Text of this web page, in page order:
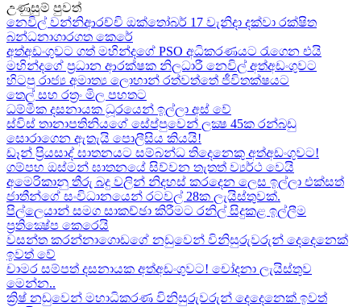
උණුසුම් පුවත්
නෙවිල් වන්නිආරච්චි ඔක්තෝබර් 17 වැනිදා දක්වා රක්ෂිත
බන්ධනාගාරගත කෙරේ
අත්අඩංගුවට ගත් මහින්දගේ PSO අධිකරණයට රැගෙන එයි
මහින්දගේ ප්‍රධාන ආරක්ෂක නිලධාරී නෙවිල් අත්අඩංගුවට
හිටපු රාජ්‍ය අමාත්‍ය ලොහාන් රත්වත්තේ ජීවිතක්ෂයට
තෙල් සහ රත්‍රං මිල පහතට
ධම්මික දසනායක ධූරයෙන් ඉල්ලා අස් වේ
ස්විස් තානාපතිනියගේ සේප්පුවෙන් ලක්‍ෂ 45ක රන්බඩු
සොරාගෙන ඇතැයි පොලීසිය කියයි!
ඩෑන් ප්‍රියසාද් ඝාතනයට සම්බන්ධ තිදෙනෙකු අත්අඩංගුවට​!
ගම්පහ ඔස්මන් ඝාතනයේ සිව්වන තැතත් ව්‍යර්ථ වෙයි
අමෙරිකානු තීරු බදු වලින් නිදහස් කරදෙන ලෙස ඉල්ලා එක්සත්
ජාතීන්ගේ සංවිධානයෙන් රටවල් 28ක ලැයිස්තුවක්.
පිල්ලෙයාන් සමග සාකච්ඡා කිරීමට රනිල් සිදුකළ ඉල්ලීම
ප්‍රතික්‍ෂේප කෙරෙයි
වසන්ත කරන්නාගොඩගේ නඩුවෙන් විනිසුරුවරුන් දෙදෙනෙක්
ඉවත් වේ
චාමර සම්පත් දසනායක අත්අඩංගුවට​! චෝදනා ලැයිස්තුව
මෙන්න​..
ක්‍රිෂ් නඩුවෙන් මහාධිකරණ විනිසුරුවරුන් දෙදෙනෙක් ඉවත්